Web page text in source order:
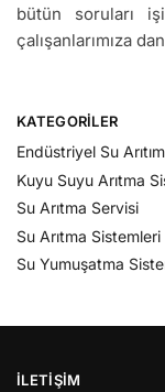
bütün soruları
çalışanlarımıza
KATEGORILER
Endüstriyel Su
Kuyu Suyu Arıtma
Su Arıtma Servisi
Su Arıtma Sistemleri
Su Yumuşatma
İLETIŞIM